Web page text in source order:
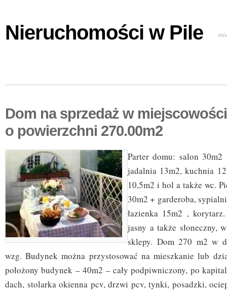
Nieruchomości w Pile
Dom na sprzedaż w
o powierzchni 270.00m2
Parter domu: salon
jadalnia 13m2, kuchnia
10,5m2 i hol a także wc.
30m2 + garderoba,
łazienka 15m2 ,
jasny a także słoneczny,
sklepy. Dom 270 m2 w
wzg. Budynek można przystosować na mieszkanie lub
położony budynek – 40m2 – cały podpiwniczony, po
dach, stolarka okienna pcv, drzwi pcv, tynki, posadzki,